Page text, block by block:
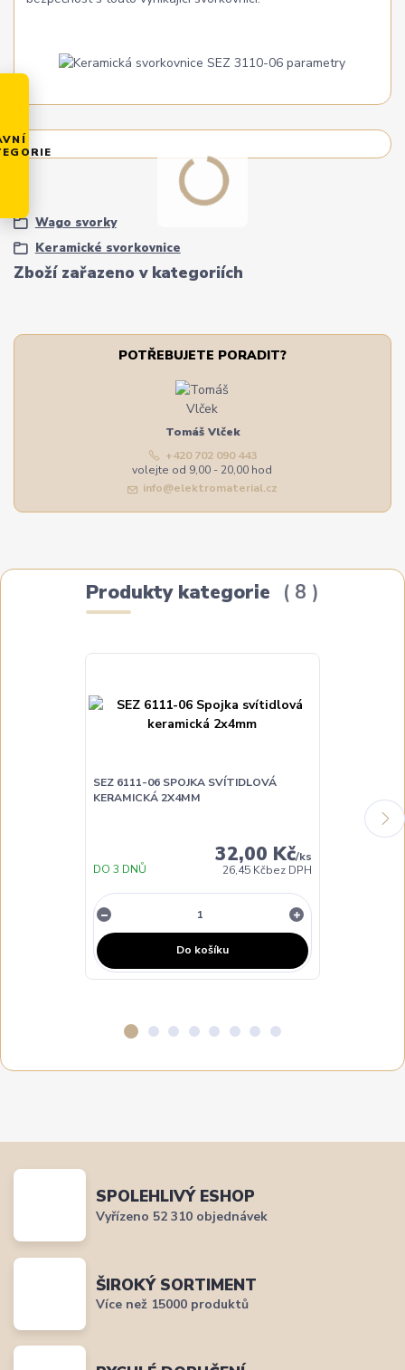
Zboží zařazeno v kategoriích
Wago svorky
Keramické svorkovnice
POTŘEBUJETE PORADIT?
Tomáš Vlček
+420 702 090 443
volejte od 9,00 - 20,00 hod
info@elektromaterial.cz
Produkty kategorie 8
SEZ 6111-06 SPOJKA SVÍTIDLOVÁ
KERAMICKÁ 2X4MM
32,00 Kč/ks
26,45 Kčbez DPH
DO 3 DNŮ
Do košíku
KERAMICKÁ
SPOLEHLIVÝ ESHOP
Vyřízeno 52 310 objednávek
ŠIROKÝ SORTIMENT
Více než 15000 produktů